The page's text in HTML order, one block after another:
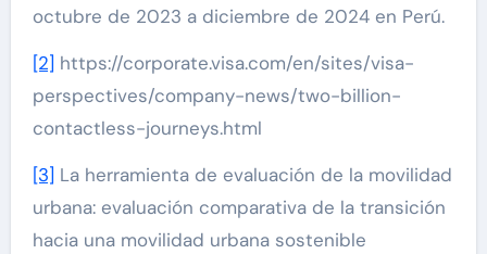
octubre de 2023 a diciembre de 2024 en Perú.
[2] https://corporate.visa.com/en/sites/visa-
perspectives/company-news/two-billion-
contactless-journeys.html
[3] La herramienta de evaluación de la movilidad
urbana: evaluación comparativa de la transición
hacia una movilidad urbana sostenible